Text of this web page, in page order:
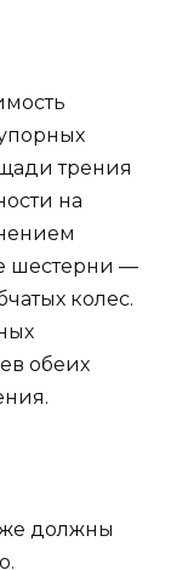
трения
на
шестерни —
колес.
обеих
должны